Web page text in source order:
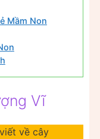
Mầm Non
Vĩ
về cây